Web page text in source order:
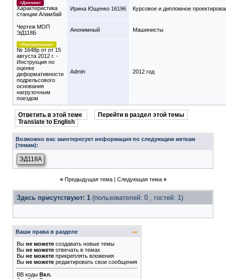
=Диплом=
Характеристика
станции Аламбай
Ирина Ющенко 16196 Курсовое и дипломное
Чертеж МОП
ЭД118Б
Анонимный Машинисты
=Распоряжение=
№ 1648р от от 15
августа 2012 г. -
Инструкция по
оценке
деформативности
подрельсового
основания
нагрузочным
поездом
Admin 2012 год
Ответить в этой теме
Перейти в раздел этой темы
Translate to English
Возможно вас заинтересует информация по следующим меткам
(темам):
ЭД118А
« Предыдущая тема| Следующая тема »
Здесь присутствуют: 1 (пользователей: 0 , гостей: 1)
Ваши права в разделе
Вы не можете создавать новые темы
Вы не можете отвечать в темах
Вы не можете прикреплять вложения
Вы не можете редактировать свои сообщения
BB коды Вкл.